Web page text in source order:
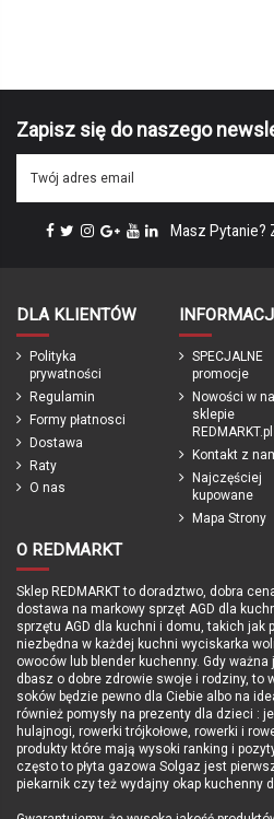
10+
Długość nogi
Hamulce V-
Regulacja siodełka
Regulacja kierownicy Tak
Przerzutka tylna 3-
Oświeltenie
Podpórka
Wyposażenie
Waga 12,8
Produkcja
Podmiot odpowiedzialny
Gwarancja
24
do
Zapisz się do naszego
Masz
DLA KLIENTÓW
Polityka
prywatności
Regulamin
Formy płatnosci
Dostawa
Raty
O nas
SPECJALNE
promocje
Nowości w
sklepie
REDMARKT.pl
Kontakt z
Najczęściej
kupowane
Mapa Strony
O REDMARKT
Sklep REDMARKT to doradztwo, dobra
dostawa na markowy sprzęt AGD dla
sprzętu AGD dla kuchni i domu, takich jak
niezbędna w każdej kuchni wyciskarka
owoców lub blender kuchenny. Gdy
dbasz o dobre zdrowie swoje i rodziny, to
soków będzie pewno dla Ciebie albo na
również pomysły na prezenty dla dzieci :
hulajnogi, rowerki trójkołowe, rowerki i
produkty które mają wysoki ranking i
często to płyta gazowa Solgaz jest
piekarnik czy też wydajny okap kuchenny